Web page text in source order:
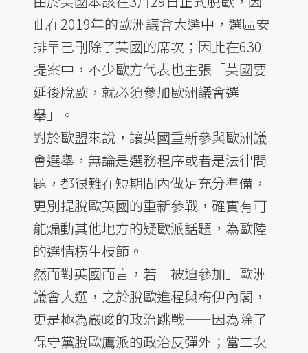
此在2019年的歐洲議會大選中，選區安
排早已刪除了英國的席次；因此在630
提案中，不少歐方代表也主張「英國要
延後脫歐，就必須參加歐洲議會選
舉」。
對於歐盟來說，讓英國重新參與歐洲議
會選舉，無論是選務程序或者是法律問
題，都很難在短期間內做足充分準備，
更別提脫歐英國的重新參戰，確實有可
能煽動其他地方的疑歐派話題，為歐陸
的選情橫生枝節。
然而對英國而言，若「被迫參加」歐洲
議會大選，之於脫歐進程與梅伊內閣，
更是極為嚴峻的政治跳戰——因為除了
保守黨脫歐鷹派的政治反彈外；當二次